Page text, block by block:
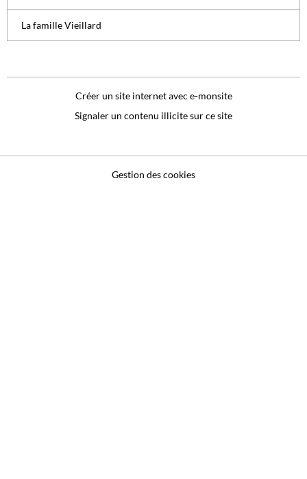
La famille Vieillard
Créer un site internet avec e-monsite
Signaler un contenu illicite sur ce site
Gestion des cookies